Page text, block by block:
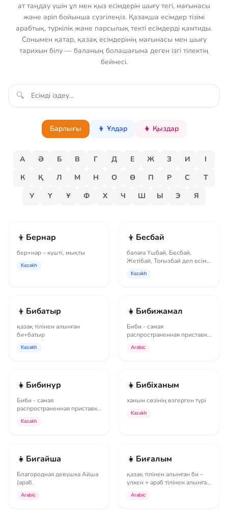
ат таңдау үшін ұл мен қыз есімдерін шығу тегі, мағынасы
және әріп бойынша сүзгілеңіз. Қазақша есімдер тізімі
арабтық, түркілік және парсылық текті есімдерді қамтиды.
Сонымен қатар, қазақ есімдерінің мағынасы мен шығу
тарихын білу — баланың болашағына деген ізгі тілектің
бейнесі.
🔍
Барлығы 👦 Ұлдар 👧 Қыздар
А Ә Б В Г Д Е Ж З И
І
К
Қ Л М Н О Ө П Р С
Т
У
Ү Ұ Ф Х Ч Ш Ы Э Я
👦 Бернар
бер+нар – күшті, мықты
Kazakh
👦 Бесбай
балаға Үшбай, Бесбай,
Жетібай, Тоғызбай деп есім
байлан...
Kazakh
👦 Бибатыр
қазақ тілінен алынған
би+батыр
Kazakh
👧 Бибижамал
Биби - самая
распространенная приставка
Средней Азии,...
Arabic
👧 Бибинур
Биби - самая
распространенная приставка
Средней Азии,...
Kazakh
👧 Бибіханым
ханым сөзінің өзгерген түрі
Kazakh
👧 Бигайша
Благородная девушка Айша
(араб.
Arabic
👧 Биғалым
қазақ тілінен алынған би –
үлкен + араб тілінен алынған
Arabic